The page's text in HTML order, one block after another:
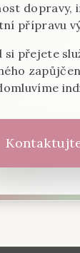
dopravy,
přípravu
si přejete